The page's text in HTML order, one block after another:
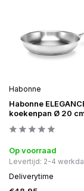
Habonne
Habonne
koekenpan Ø 20
Op voorraad
Levertijd: 2-4
Deliverytime